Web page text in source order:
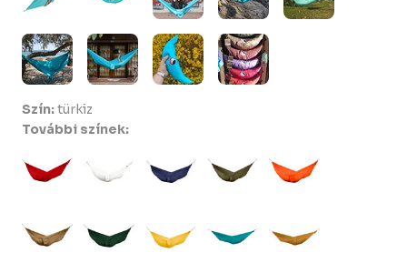
Szín:türkiz
További színek: